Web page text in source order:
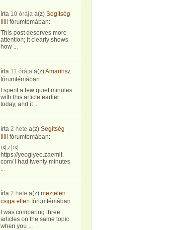
írta 10 órája a(z) Segítség
!!!!! fórumtémában:
This post deserves more
attention; it clearly shows
how ...
írta 11 órája a(z)Amaririsz
fórumtémában:
I spent a few quiet minutes
with this article earlier
today, and it ...
írta 2 hete a(z) Segítség
!!!!! fórumtémában:
여기여
https://yeogiyeo.zaemit.
com/ I had twenty minutes
...
írta 2 hete a(z) meztelen
csiga ellen fórumtémában:
I was comparing three
articles on the same topic
when you ...